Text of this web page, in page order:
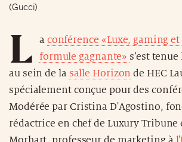
(Gucci)
L a conférence «Luxe, gaming
formule gagnante» s’est
au sein de la salle Horizon de HEC
spécialement conçue pour des
Modérée par Cristina D'Agostino,
rédactrice en chef de Luxury Tribune